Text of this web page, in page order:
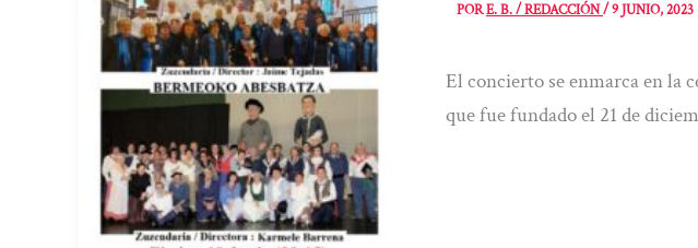
PORE. B. / REDACCIÓN/9 JUNIO, 2023
El concierto se enmarca en la
que fue fundado el 21 de